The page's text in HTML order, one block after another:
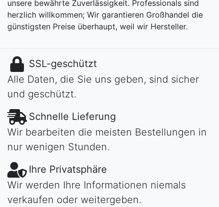
unsere bewährte Zuverlässigkeit. Professionals sind
herzlich willkommen; Wir garantieren Großhandel die
günstigsten Preise überhaupt, weil wir Hersteller.
SSL-geschützt
Alle Daten, die Sie uns geben, sind sicher
und geschützt.
Schnelle Lieferung
Wir bearbeiten die meisten Bestellungen in
nur wenigen Stunden.
Ihre Privatsphäre
Wir werden Ihre Informationen niemals
verkaufen oder weitergeben.